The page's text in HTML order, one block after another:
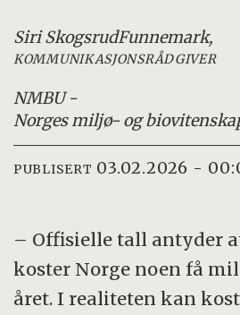
Siri SkogsrudFunnemark,
KOMMUNIKASJONSRÅDGIVER
NMBU -
Norges miljø- og
PUBLISERT 03.02.2026 -
– Offisielle tall antyder
koster Norge noen få
året. I realiteten kan